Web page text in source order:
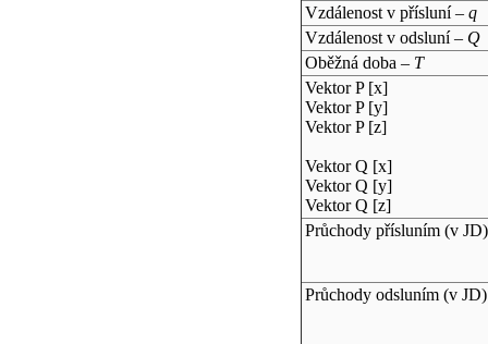
Vzdálenost v přísluní – q
Vzdálenost v odsluní – Q
Oběžná doba – T
Vektor P [x]
Vektor P [y]
Vektor P [z]
Vektor Q [x]
Vektor Q [y]
Vektor Q [z]
Průchody přísluním (v JD)
Průchody odsluním (v JD)